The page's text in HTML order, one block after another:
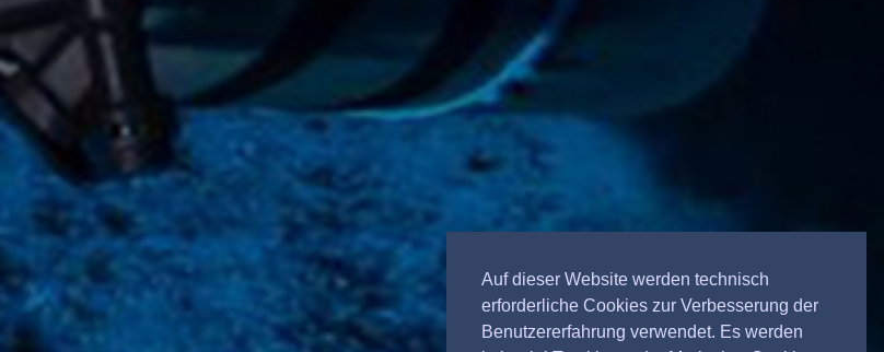
Auf dieser Website werden technisch
erforderliche Cookies zur Verbesserung der
Benutzererfahrung verwendet. Es werden